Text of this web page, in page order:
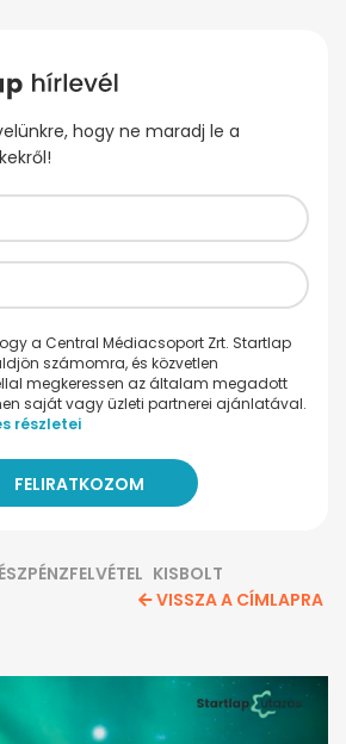
hogy ne maradj le a
a Central Médiacsoport Zrt. Startlap
számomra, és közvetlen
megkeressen az általam megadott
saját vagy üzleti partnerei ajánlatával.
részletei
KISBOLT
VISSZA A CÍMLAPRA